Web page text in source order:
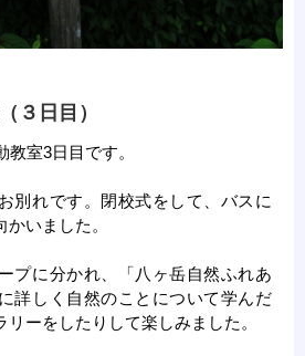
３日目）
室3日目です。
別れです。閉校式をして、バスに
いました。
プに分かれ、「八ヶ岳自然ふれあ
詳しく自然のことについて学んだ
リーをしたりして楽しみました。